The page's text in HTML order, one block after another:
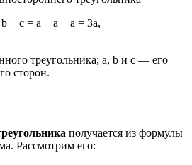
+ c = a + a + a = 3a,
треугольника; a, b и с — его
сторон.
получается из формулы
Рассмотрим его: